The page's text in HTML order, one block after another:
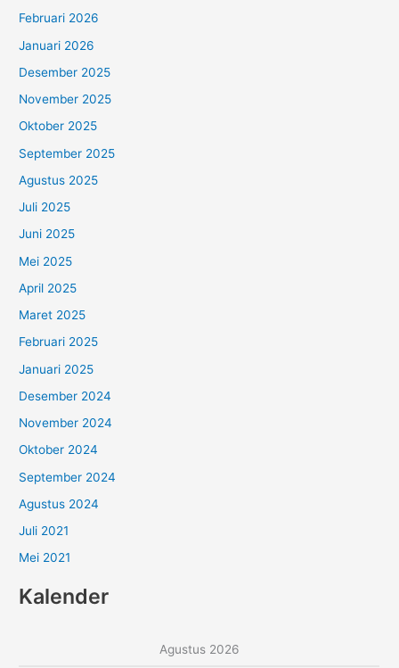
Februari 2026
Januari 2026
Desember 2025
November 2025
Oktober 2025
September 2025
Agustus 2025
Juli 2025
Juni 2025
Mei 2025
April 2025
Maret 2025
Februari 2025
Januari 2025
Desember 2024
November 2024
Oktober 2024
September 2024
Agustus 2024
Juli 2021
Mei 2021
Kalender
Agustus 2026